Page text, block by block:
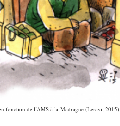
fonction de l’AMS à la Madrague (Leravi, 2015)